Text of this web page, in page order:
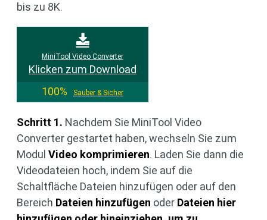
bis zu 8K.
MiniTool Video Converter
Klicken zum Download
100%
Sauber & Sicher
Schritt 1. Nachdem Sie MiniTool Video
Converter gestartet haben, wechseln Sie zum
Modul Video komprimieren. Laden Sie dann die
Videodateien hoch, indem Sie auf die
Schaltfläche Dateien hinzufügen oder auf den
Bereich Dateien hinzufügen oder Dateien hier